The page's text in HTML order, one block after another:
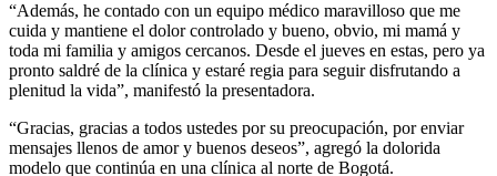
“Además, he contado con un equipo médico maravilloso que me
cuida y mantiene el dolor controlado y bueno, obvio, mi mamá y
toda mi familia y amigos cercanos. Desde el jueves en estas, pero ya
pronto saldré de la clínica y estaré regia para seguir disfrutando a
plenitud la vida”, manifestó la presentadora.
“Gracias, gracias a todos ustedes por su preocupación, por enviar
mensajes llenos de amor y buenos deseos”, agregó la dolorida
modelo que continúa en una clínica al norte de Bogotá.